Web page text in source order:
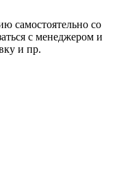
самостоятельно со
с менеджером и
и пр.